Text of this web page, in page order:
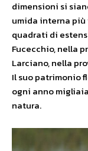
dimensioni si
umida interna più
quadrati di
Fucecchio, nella
Larciano, nella
Il suo patrimonio
ogni anno
natura.